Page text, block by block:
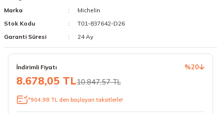
21 Lastikler
Marka
Michelin
Stok Kodu
T01-837642-D26
Garanti Süresi
24 Ay
İndirimli Fiyatı %20
8.678,05 TL10.847,57 TL
*904,98 TL den başlayan taksitlerle!